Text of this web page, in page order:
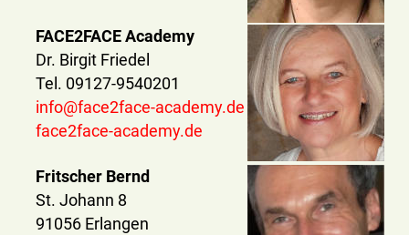
FACE2FACE Academy
Dr. Birgit Friedel
Tel. 09127-9540201
info@face2face-academy.de
face2face-academy.de
Fritscher Bernd
St. Johann 8
91056 Erlangen